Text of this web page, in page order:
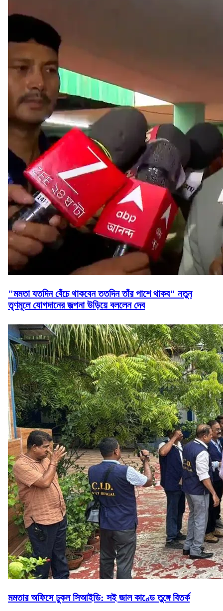
"মমতা যতদিন বেঁচে থাকবেন ততদিন তাঁর পাশে থাকব" নতুন
তৃণমূলে যোগদানের জল্পনা উড়িয়ে বললেন দেব
মমতার অফিসে ঢুকল সিআইডি: সই জাল কাণ্ডে তুঙ্গে বিতর্ক